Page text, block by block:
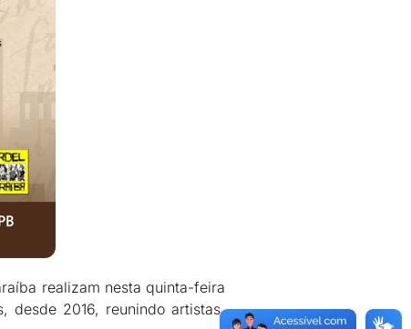
realizam nesta quinta-feira
desde 2016, reunindo artistas,